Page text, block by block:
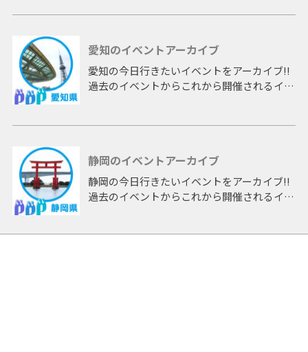
愛知のイベントアーカイブ
愛知の今日行きたいイベントをアーカイブ!!
過去のイベントからこれから開催されるイベ
静岡のイベントアーカイブ
静岡の今日行きたいイベントをアーカイブ!!
過去のイベントからこれから開催されるイベ